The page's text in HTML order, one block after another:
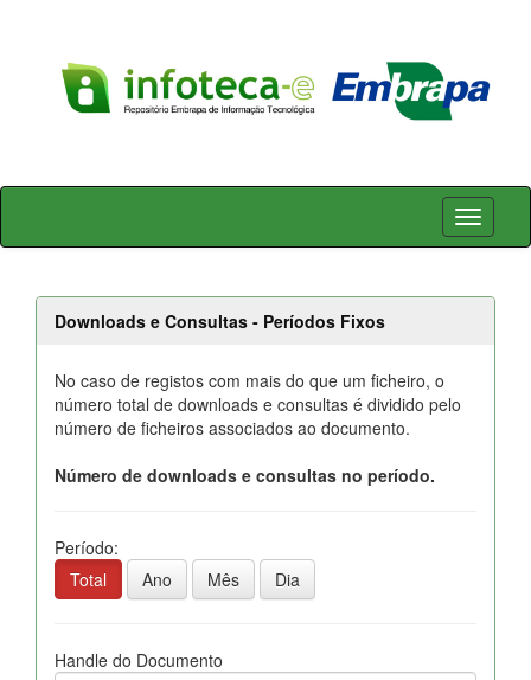
Skip
Downloads e Consultas - Períodos Fixos
No caso de registos com mais do que um ficheiro, o
número total de downloads e consultas é dividido pelo
número de ficheiros associados ao documento.
Número de downloads e consultas no período.
Período:
Total
Ano Mês Dia
Handle do Documento